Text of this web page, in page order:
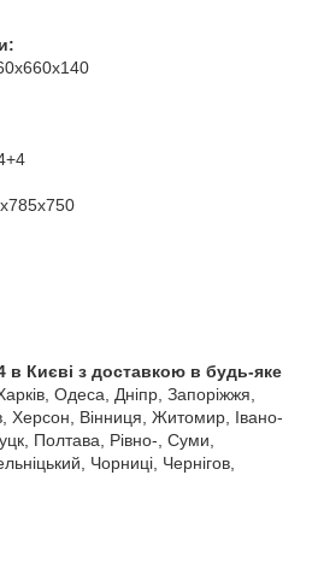
в Києві з доставкою в будь-яке
Одеса, Дніпр, Запоріжжя,
Херсон, Вінниця, Житомир, Івано-
Полтава, Рівно-, Суми,
Чорниці, Чернігов,